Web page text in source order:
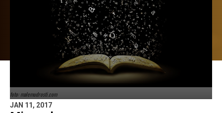
foto: malemudrosti.com
JAN 11, 2017